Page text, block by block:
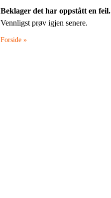
Beklager det har oppstått en feil.
Vennligst prøv igjen senere.
Forside »